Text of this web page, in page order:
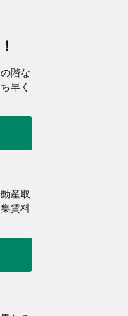
階な
早く
産取
賃料